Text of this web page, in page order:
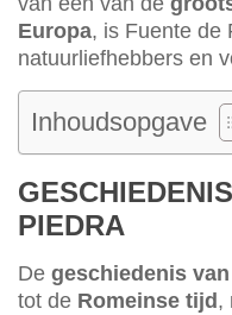
Europa, is Fuente de
natuurliefhebbers en
Inhoudsopgave
PIEDRA
De geschiedenis
tot de Romeinse tijd ,